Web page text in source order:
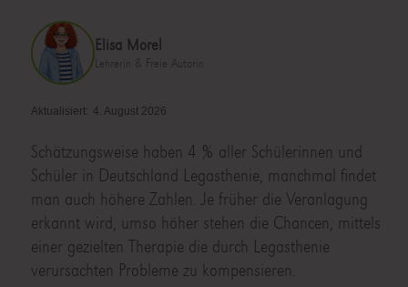
Elisa Morel
Lehrerin & Freie Autorin
Aktualisiert: 4. August 2026
Schätzungsweise haben 4 % aller Schülerinnen und
Schüler in Deutschland Legasthenie, manchmal findet
man auch höhere Zahlen. Je früher die Veranlagung
erkannt wird, umso höher stehen die Chancen, mittels
einer gezielten Therapie die durch Legasthenie
verursachten Probleme zu kompensieren.